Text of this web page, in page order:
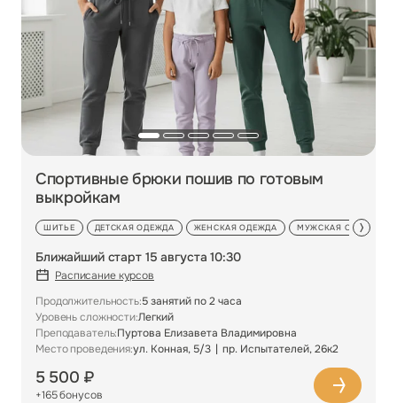
Спортивные брюки пошив по готовым
выкройкам
ШИТЬЕ ДЕТСКАЯ ОДЕЖДА ЖЕНСКАЯ ОДЕЖДА МУЖСКАЯ ОДЕЖДА
Продолжительность:5 занятий по 2 часа
Уровень сложности:Легкий
Преподаватель:Пуртова Елизавета Владимировна
Место проведения:ул. Конная, 5/3 пр. Испытателей, 26к2
5 500 ₽
+165 бонусов
Ближайший старт 15 августа 10:30
Расписание курсов